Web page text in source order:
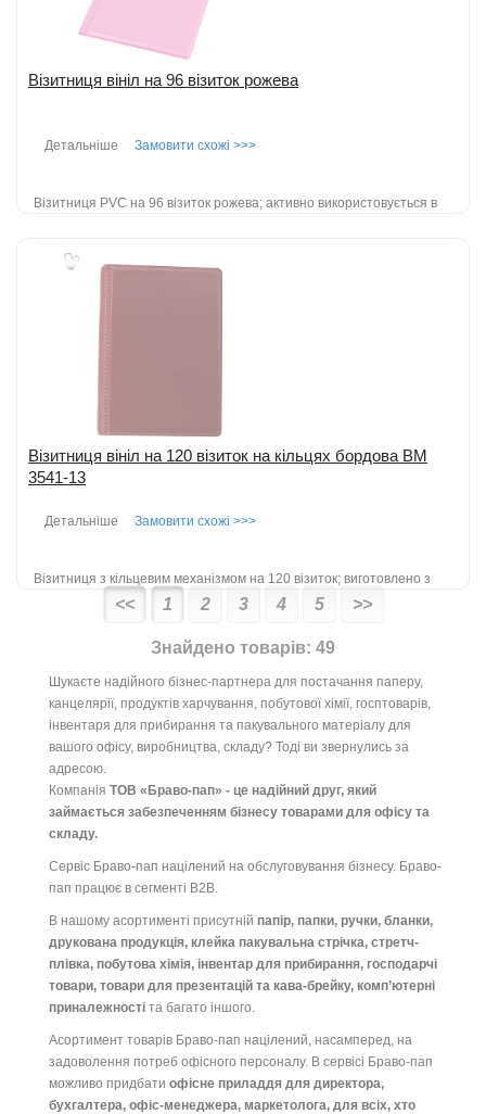
Візитниця вініл на 96 візиток рожева
Замовити схожі >>>
Детальніше
Візитниця PVC на 96 візиток рожева; активно використовується в
Візитниця вініл на 120 візиток на кільцях бордова BM
3541-13
Замовити схожі >>>
Детальніше
Візитниця з кільцевим механізмом на 120 візиток; виготовлено з
гладкого високоякісного і міцного вінілу; виріб наповнений
двосторонніми файлами;...
Додати до порівняння
<< 1 2 3 4 5 >>
Знайдено товарів: 49
Шукаєте надійного бізнес-партнера для постачання паперу,
канцелярії, продуктів харчування, побутової хімії, госптоварів,
інвентаря для прибирання та пакувального матеріалу для
вашого офісу, виробництва, складу? Тоді ви звернулись за
адресою.
Компанія ТОВ «Браво-пап» - це надійний друг, який
займається забезпеченням бізнесу товарами для офісу та
складу.
Сервіс Браво-пап націлений на обслуговування бізнесу. Браво-
пап працює в сегменті B2B.
В нашому асортименті присутній папір, папки, ручки, бланки,
друкована продукція, клейка пакувальна стрічка, стретч-
плівка, побутова хімія, інвентар для прибирання, господарчі
товари, товари для презентацій та кава-брейку, комп’ютерні
приналежності та багато іншого.
Асортимент товарів Браво-пап націлений, насамперед, на
задоволення потреб офісного персоналу. В сервісі Браво-пап
можливо придбати офісне приладдя для директора,
бухгалтера, офіс-менеджера, маркетолога, для всіх, хто